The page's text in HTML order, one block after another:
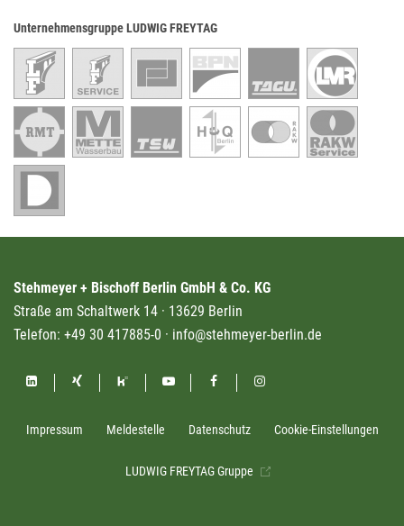
Unternehmensgruppe LUDWIG FREYTAG
Stehmeyer + Bischoff Berlin GmbH & Co. KG
Straße am Schaltwerk 14 · 13629 Berlin
Telefon: +49 30 417885-0 · info@stehmeyer-berlin.de
LUDWIG FREYTAG Gruppe
Impressum Meldestelle Datenschutz Cookie-Einstellungen